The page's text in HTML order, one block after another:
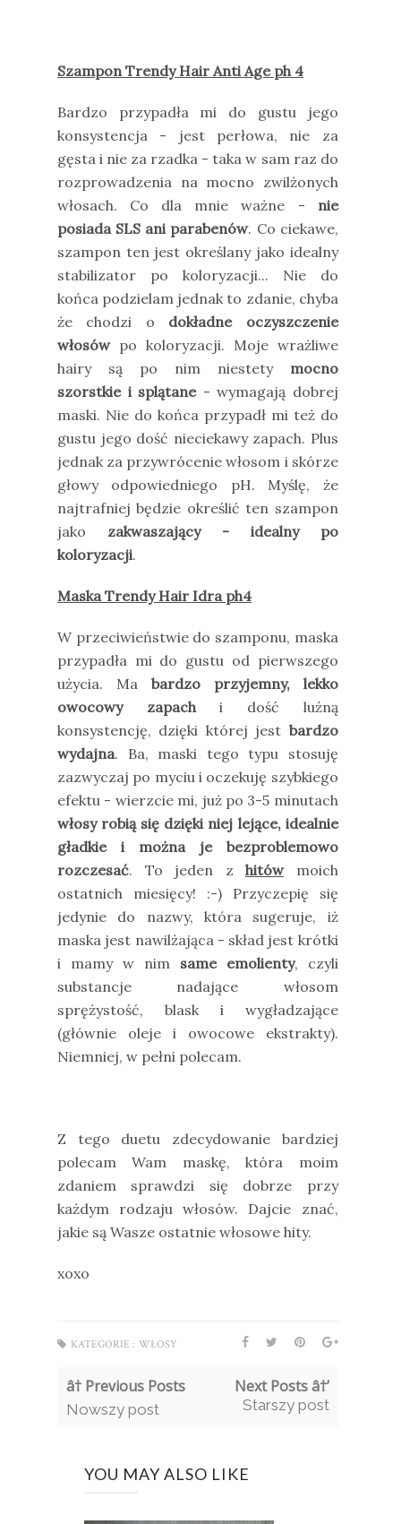
Szampon Trendy Hair Anti Age ph 4
Bardzo przypadła mi do gustu jego
konsystencja - jest perłowa, nie za
gęsta i nie za rzadka - taka w sam raz do
rozprowadzenia na mocno zwilżonych
włosach. Co dla mnie ważne - nie
posiada SLS ani parabenów. Co ciekawe,
szampon ten jest określany jako idealny
stabilizator po koloryzacji... Nie do
końca podzielam jednak to zdanie, chyba
że chodzi o dokładne oczyszczenie
włosówpo koloryzacji. Moje wrażliwe
hairy są po nim niestetymocno
szorstkie i splątane- wymagają dobrej
maski. Nie do końca przypadł mi też do
gustu jego dość nieciekawy zapach. Plus
jednak za przywrócenie włosom i skórze
głowy odpowiedniego pH. Myślę, że
najtrafniej będzie określić ten szampon
jako zakwaszający - idealny po
koloryzacji.
Maska Trendy Hair Idra ph4
W przeciwieństwie do szamponu, maska
przypadła mi do gustu od pierwszego
użycia. Ma bardzo przyjemny, lekko
owocowy zapachi dość luźną
konsystencję, dzięki której jest bardzo
wydajna. Ba, maski tego typu stosuję
zazwyczaj po myciu i oczekuję szybkiego
efektu - wierzcie mi, już po 3-5 minutach
włosy robią się dzięki niej lejące, idealnie
gładkie i można je bezproblemowo
rozczesać. To jeden zhitówmoich
ostatnich miesięcy! :-) Przyczepię się
jedynie do nazwy, która sugeruje, iż
maska jest nawilżająca - skład jest krótki
i mamy w nim same emolienty, czyli
substancje nadające włosom
sprężystość, blask i wygładzające
(głównie oleje i owocowe ekstrakty).
Niemniej, w pełni polecam.
Z tego duetu zdecydowanie bardziej
polecam Wam maskę, która moim
zdaniem sprawdzi się dobrze przy
każdym rodzaju włosów. Dajcie znać,
jakie są Wasze ostatnie włosowe hity.
xoxo
KATEGORIE : WŁOSY
â† Previous Posts
Nowszy post
Next Posts â†’
Starszy post
YOU MAY ALSO LIKE